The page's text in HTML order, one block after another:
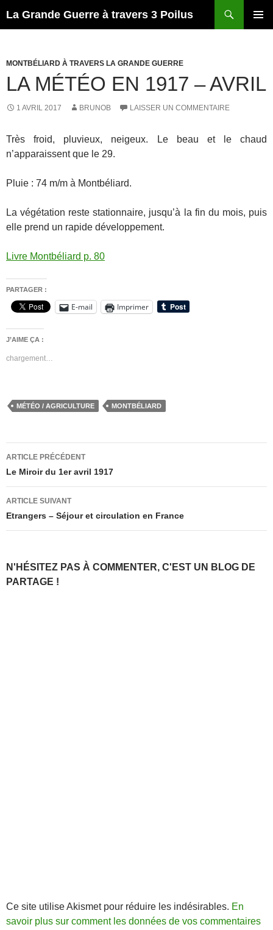
La Grande Guerre à travers 3 Poilus
MONTBÉLIARD À TRAVERS LA GRANDE GUERRE
LA MÉTÉO EN 1917 – AVRIL
1 AVRIL 2017 BRUNOB LAISSER UN COMMENTAIRE
Très froid, pluvieux, neigeux. Le beau et le chaud
n’apparaissent que le 29.
Pluie : 74 m/m à Montbéliard.
La végétation reste stationnaire, jusqu’à la fin du mois, puis
elle prend un rapide développement.
Livre Montbéliard p. 80
PARTAGER :
E-mail Imprimer
J’AIME ÇA :
chargement…
MÉTÉO / AGRICULTURE MONTBÉLIARD
Navigation
des
articles
ARTICLE PRÉCÉDENT
Le Miroir du 1er avril 1917
ARTICLE SUIVANT
Etrangers – Séjour et circulation en France
N'HÉSITEZ PAS À COMMENTER, C'EST UN BLOG DE
PARTAGE !
Ce site utilise Akismet pour réduire les indésirables. En
savoir plus sur comment les données de vos commentaires